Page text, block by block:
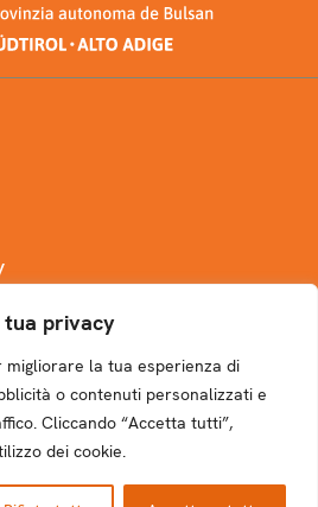
tua privacy
migliorare la tua esperienza di
o contenuti personalizzati e
Cliccando “Accetta tutti”,
dei cookie.